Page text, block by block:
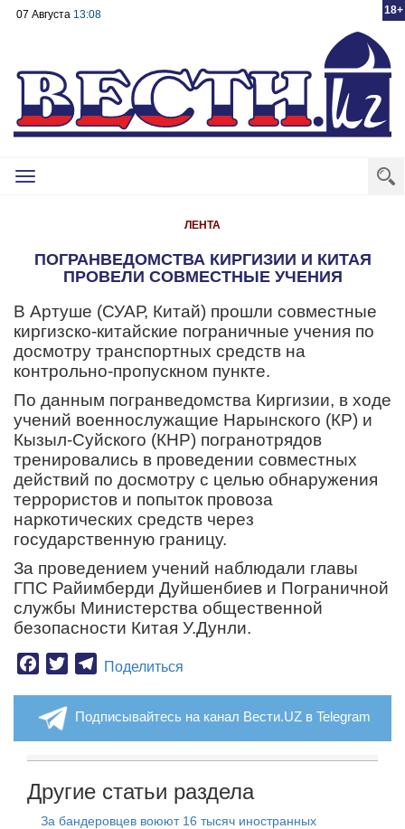
18+
07 Августа 13:08
Toggle
ЛЕНТА
ПОГРАНВЕДОМСТВА КИРГИЗИИ И КИТАЯ
ПРОВЕЛИ СОВМЕСТНЫЕ УЧЕНИЯ
В Артуше (СУАР, Китай) прошли совместные
киргизско-китайские пограничные учения по
досмотру транспортных средств на
контрольно-пропускном пункте.
По данным погранведомства Киргизии, в ходе
учений военнослужащие Нарынского (КР) и
Кызыл-Суйского (КНР) погранотрядов
тренировались в проведении совместных
действий по досмотру с целью обнаружения
террористов и попыток провоза
наркотических средств через
государственную границу.
За проведением учений наблюдали главы
ГПС Райимберди Дуйшенбиев и Пограничной
службы Министерства общественной
безопасности Китая У.Дунли.
Facebook
TwitterTelegram
Поделиться
Подписывайтесь на канал Вести.UZ в Telegram
Другие статьи раздела
За бандеровцев воюют 16 тысяч иностранных